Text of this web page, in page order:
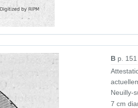
B p. 151
Neuilly-
7 cm